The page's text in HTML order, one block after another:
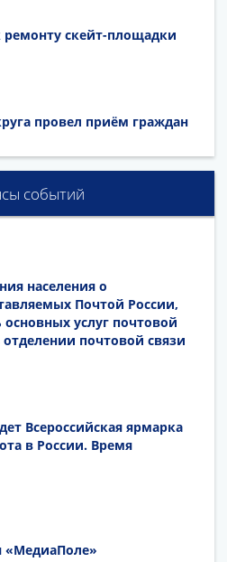
ремонту скейт-площадки
провел приём граждан
событий
населения о
Почтой России,
услуг почтовой
почтовой связи
Всероссийская ярмарка
в России. Время
«МедиаПоле»